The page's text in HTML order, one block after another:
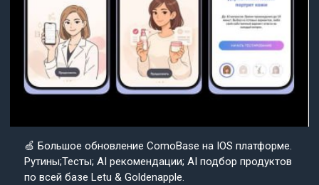
🍏 Большое обновление ComoBase на IOS платформе.
Рутины;Тесты; AI рекомендации; AI подбор продуктов
по всей базе Letu & Goldenapple.